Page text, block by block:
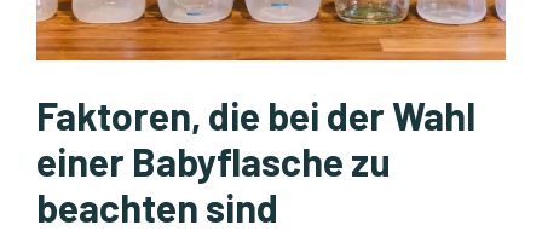
Faktoren, die bei der Wahl
einer Babyflasche zu
beachten sind